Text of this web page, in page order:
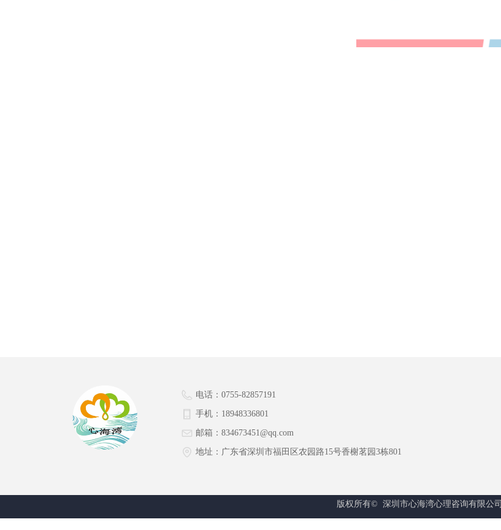
电话： 0755-82857191
手机： 18948336801
邮箱： 834673451@qq.com
地址： 广东省深圳市福田区农园路15号香榭茗园3栋801
版权所有© 深圳市心海湾心理咨询有限公司